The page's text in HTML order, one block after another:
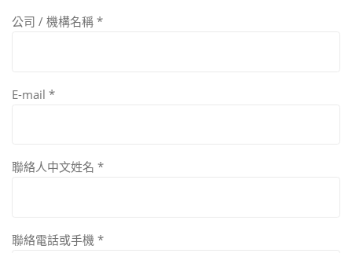
公司 / 機構名稱 *
E-mail *
聯絡人中文姓名 *
聯絡電話或手機 *